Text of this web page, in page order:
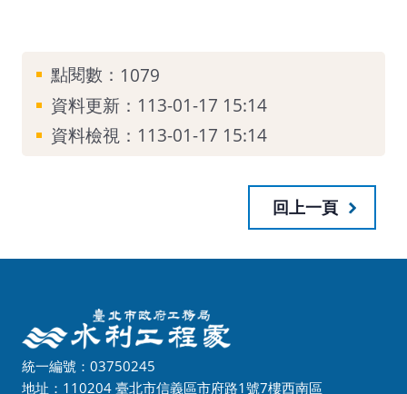
點閱數： 1079
資料更新： 113-01-17 15:14
資料檢視： 113-01-17 15:14
回上一頁
統一編號：03750245
地址：110204 臺北市信義區市府路1號7樓西南區